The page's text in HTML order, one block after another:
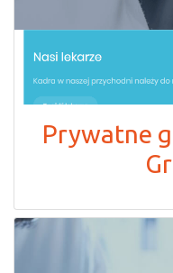
Prywatne